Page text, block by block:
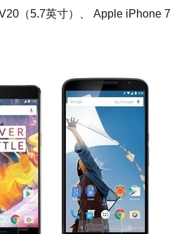
（5.7英寸）、 Apple iPhone 7